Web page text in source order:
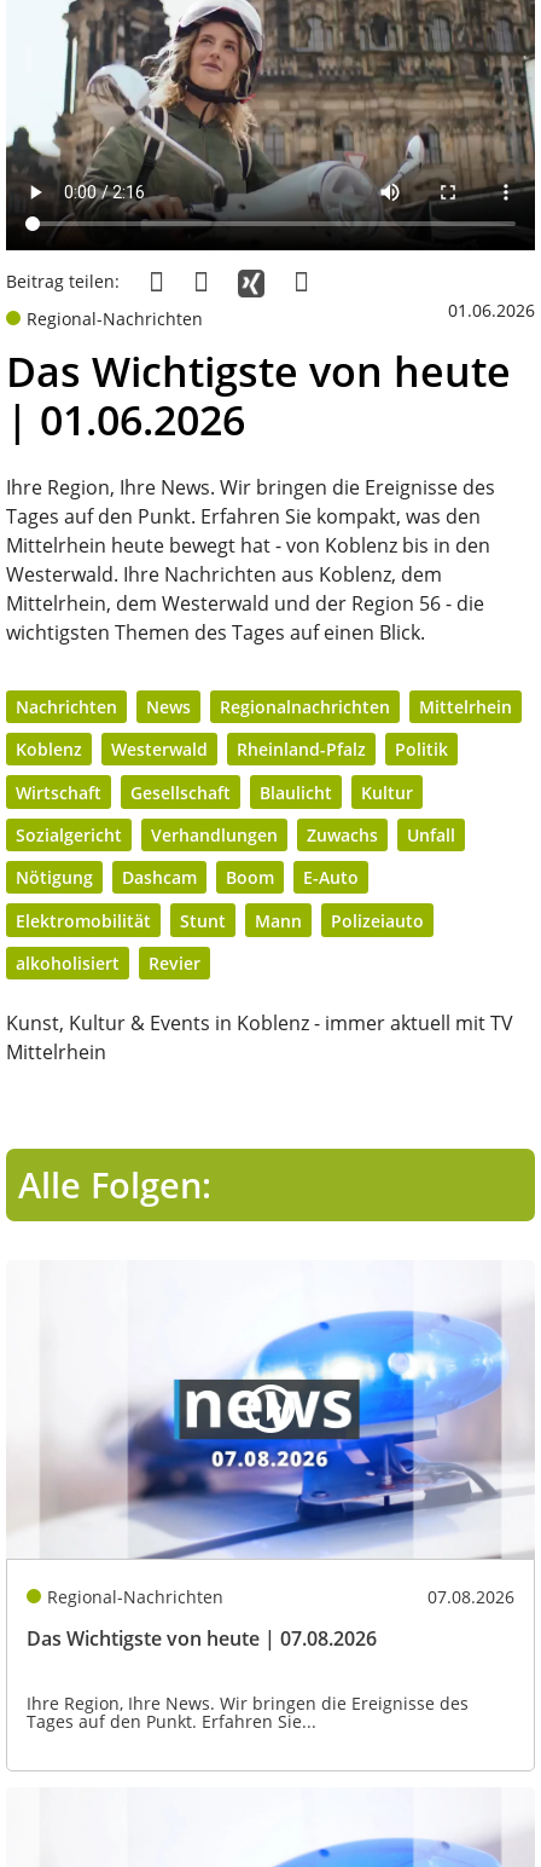
Beitrag teilen:
Regional-Nachrichten
01.06.2026
Das Wichtigste von heute
| 01.06.2026
Ihre Region, Ihre News. Wir bringen die Ereignisse des
Tages auf den Punkt. Erfahren Sie kompakt, was den
Mittelrhein heute bewegt hat - von Koblenz bis in den
Westerwald. Ihre Nachrichten aus Koblenz, dem
Mittelrhein, dem Westerwald und der Region 56 - die
wichtigsten Themen des Tages auf einen Blick.
Nachrichten News Regionalnachrichten
Mittelrhein
Koblenz
Westerwald Rheinland-Pfalz
Politik
Wirtschaft
Gesellschaft Blaulicht
Kultur
Sozialgericht
Verhandlungen Zuwachs
Unfall
Nötigung
Dashcam Boom
E-Auto
Elektromobilität
Stunt Mann
Polizeiauto
alkoholisiert
Revier
Kunst, Kultur & Events in Koblenz - immer aktuell mit TV
Mittelrhein
Alle Folgen:
Regional-Nachrichten 07.08.2026
Das Wichtigste von heute | 07.08.2026
Ihre Region, Ihre News. Wir bringen die Ereignisse des
Tages auf den Punkt. Erfahren Sie...